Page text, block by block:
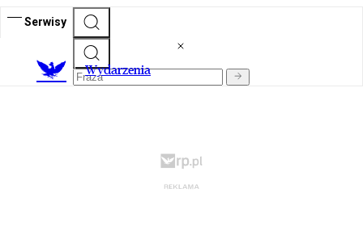
Serwisy
Wydarzenia